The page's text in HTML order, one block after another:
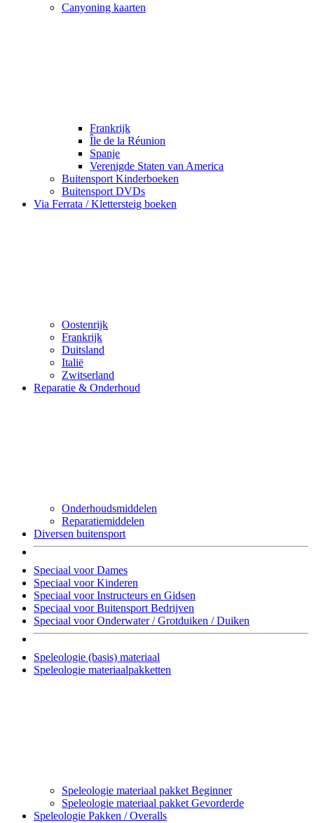
Canyoning kaarten
Frankrijk
Île de la Réunion
Spanje
Verenigde Staten van America
Buitensport Kinderboeken
Buitensport DVDs
Via Ferrata / Klettersteig boeken
Oostenrijk
Frankrijk
Duitsland
Italië
Zwitserland
Reparatie & Onderhoud
Onderhoudsmiddelen
Reparatiemiddelen
Diversen buitensport
Speciaal voor Dames
Speciaal voor Kinderen
Speciaal voor Instructeurs en Gidsen
Speciaal voor Buitensport Bedrijven
Speciaal voor Onderwater / Grotduiken / Duiken
Speleologie (basis) materiaal
Speleologie materiaalpakketten
Speleologie materiaal pakket Beginner
Speleologie materiaal pakket Gevorderde
Speleologie Pakken / Overalls